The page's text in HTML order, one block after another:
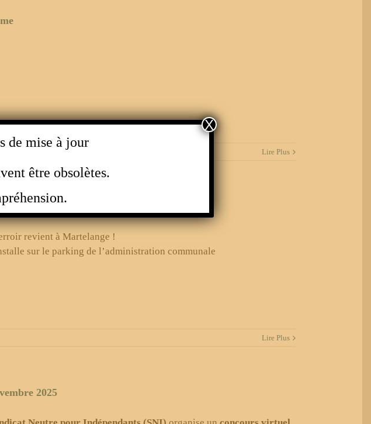
Lire Plus
revient à Martelange !
sur le parking de l’administration communale
Lire Plus
2025
de mise à jour
être obsolètes.
X